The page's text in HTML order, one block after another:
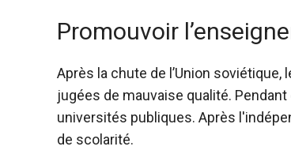
Promouvoir
Après la chute de l’Union
jugées de mauvaise qualité.
universités publiques. Après
de scolarité.